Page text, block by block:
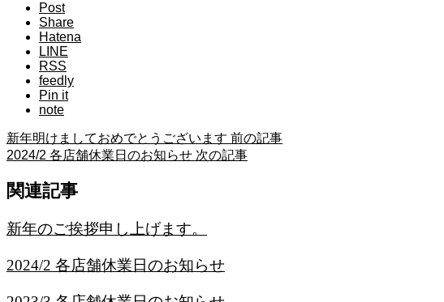
Post
Share
Hatena
LINE
RSS
feedly
Pin it
note
新年明けましておめでとうございます 前の記事
2024/2 各店舗休業日のお知らせ 次の記事
関連記事
新年のご挨拶申し上げます。
2024/2 各店舗休業日のお知らせ